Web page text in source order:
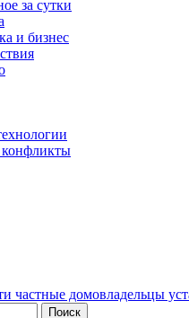
за сутки
и бизнес
частные домовладельцы
Поиск